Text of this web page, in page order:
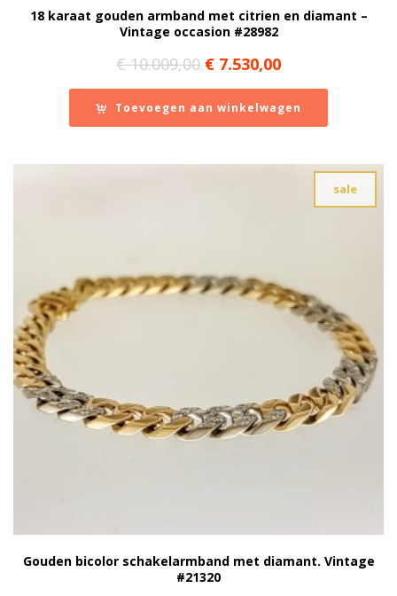
18 karaat gouden armband met citrien en diamant –
Vintage occasion #28982
€10.009,00 Oorspronkelijke
prijs
was:
€ 10.009,00.
€ 7.530,00Huidige
prijs
is:
€ 7.530,00.
Toevoegen aan winkelwagen
sale
Gouden bicolor schakelarmband met diamant. Vintage
#21320